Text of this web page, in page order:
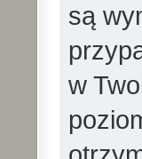
są
w